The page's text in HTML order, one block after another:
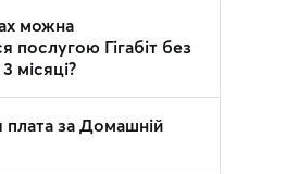
можна
послугою Гігабіт без
місяці?
плата за Домашній